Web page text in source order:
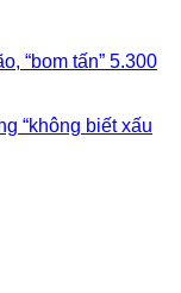
“bom tấn” 5.300
“không biết xấu